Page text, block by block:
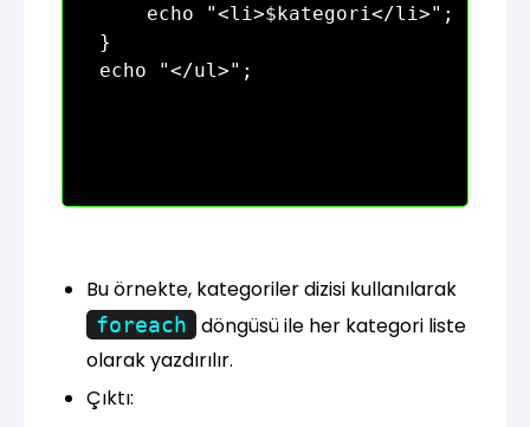
    echo "<li>$kategori</li>";
}
Bu örnekte, kategoriler dizisi kullanılarak
foreach
döngüsü ile her kategori liste
olarak yazdırılır.
Çıktı: